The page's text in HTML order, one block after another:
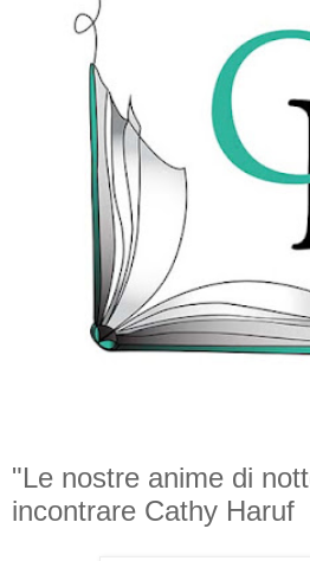
"Le nostre anime di
incontrare Cathy Haruf